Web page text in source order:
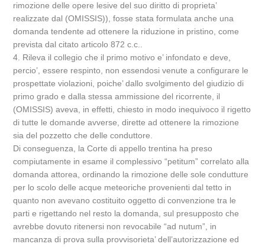
rimozione delle opere lesive del suo diritto di proprieta’
realizzate dal (OMISSIS)), fosse stata formulata anche una
domanda tendente ad ottenere la riduzione in pristino, come
prevista dal citato articolo 872 c.c..
4. Rileva il collegio che il primo motivo e’ infondato e deve,
percio’, essere respinto, non essendosi venute a configurare le
prospettate violazioni, poiche’ dallo svolgimento del giudizio di
primo grado e dalla stessa ammissione del ricorrente, il
(OMISSIS) aveva, in effetti, chiesto in modo inequivoco il rigetto
di tutte le domande avverse, dirette ad ottenere la rimozione
sia del pozzetto che delle conduttore.
Di conseguenza, la Corte di appello trentina ha preso
compiutamente in esame il complessivo “petitum” correlato alla
domanda attorea, ordinando la rimozione delle sole condutture
per lo scolo delle acque meteoriche provenienti dal tetto in
quanto non avevano costituito oggetto di convenzione tra le
parti e rigettando nel resto la domanda, sul presupposto che
avrebbe dovuto ritenersi non revocabile “ad nutum”, in
mancanza di prova sulla provvisorieta’ dell’autorizzazione ed